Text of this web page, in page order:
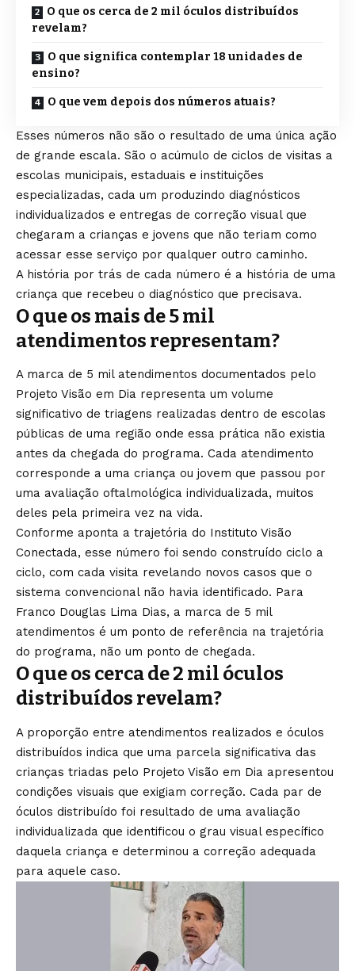
O que os cerca de 2 mil óculos distribuídos
revelam?
O que significa contemplar 18 unidades de
ensino?
O que vem depois dos números atuais?
Esses números não são o resultado de uma única ação
de grande escala. São o acúmulo de ciclos de visitas a
escolas municipais, estaduais e instituições
especializadas, cada um produzindo diagnósticos
individualizados e entregas de correção visual que
chegaram a crianças e jovens que não teriam como
acessar esse serviço por qualquer outro caminho.
A história por trás de cada número é a história de uma
criança que recebeu o diagnóstico que precisava.
O que os mais de 5 mil
atendimentos representam?
A marca de 5 mil atendimentos documentados pelo
Projeto Visão em Dia representa um volume
significativo de triagens realizadas dentro de escolas
públicas de uma região onde essa prática não existia
antes da chegada do programa. Cada atendimento
corresponde a uma criança ou jovem que passou por
uma avaliação oftalmológica individualizada, muitos
deles pela primeira vez na vida.
Conforme aponta a trajetória do Instituto Visão
Conectada, esse número foi sendo construído ciclo a
ciclo, com cada visita revelando novos casos que o
sistema convencional não havia identificado. Para
Franco Douglas Lima Dias, a marca de 5 mil
atendimentos é um ponto de referência na trajetória
do programa, não um ponto de chegada.
O que os cerca de 2 mil óculos
distribuídos revelam?
A proporção entre atendimentos realizados e óculos
distribuídos indica que uma parcela significativa das
crianças triadas pelo Projeto Visão em Dia apresentou
condições visuais que exigiam correção. Cada par de
óculos distribuído foi resultado de uma avaliação
individualizada que identificou o grau visual específico
daquela criança e determinou a correção adequada
para aquele caso.